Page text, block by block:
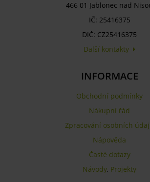
466 01 Jablonec nad
IČ: 25416375
DIČ: CZ25416375
Další kontakty
INFORMACE
Obchodní podmínky
Nákupní řád
Zpracování osobních
Nápověda
Časté dotazy
Návody, Projekty